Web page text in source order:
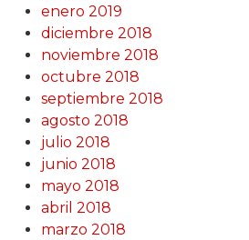
enero 2019
diciembre 2018
noviembre 2018
octubre 2018
septiembre 2018
agosto 2018
julio 2018
junio 2018
mayo 2018
abril 2018
marzo 2018